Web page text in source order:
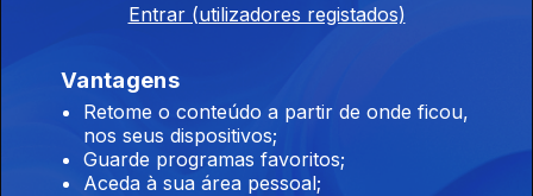
Entrar (utilizadores registados)
Vantagens
Retome o conteúdo a partir de onde ficou,
nos seus dispositivos;
Guarde programas favoritos;
Aceda à sua área pessoal;